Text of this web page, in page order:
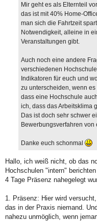
Mir geht es als Elternteil
das ist mit 40% Home-
man sich die Fahrtzeit
Notwendigkeit, alleine in
Veranstaltungen gibt.
Auch noch eine andere
verschiedenen
Indikatoren für euch und
zu unterscheiden, wenn
dass eine Hochschule
ich, dass das Arbeitsklima
Das ist doch sehr schwer
Bewerbungsverfahren von
Danke euch schonmal
Hallo, ich weiß nicht, ob das
Hochschulen "intern"
4 Tage Präsenz nahegelegt
1. Präsenz: Hier wird
das in der Praxis niemand.
nahezu unmöglich, wenn